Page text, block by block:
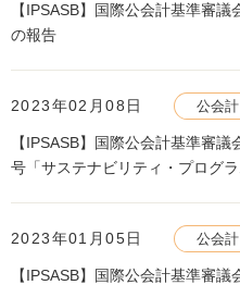
【IPSASB】国際公会計基準審
の報告
2023年02月08日 公会
【IPSASB】国際公会計基準審
号「サステナビリティ・プログ
2023年01月05日 公会
【IPSASB】国際公会計基準審